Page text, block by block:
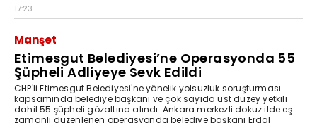
17:23
Manşet
Etimesgut Belediyesi’ne Operasyonda 55
Şüpheli Adliyeye Sevk Edildi
CHP'li Etimesgut Belediyesi'ne yönelik yolsuzluk soruşturması
kapsamında belediye başkanı ve çok sayıda üst düzey yetkili
dahil 55 şüpheli gözaltına alındı. Ankara merkezli dokuz ilde eş
zamanlı düzenlenen operasyonda belediye başkanı Erdal